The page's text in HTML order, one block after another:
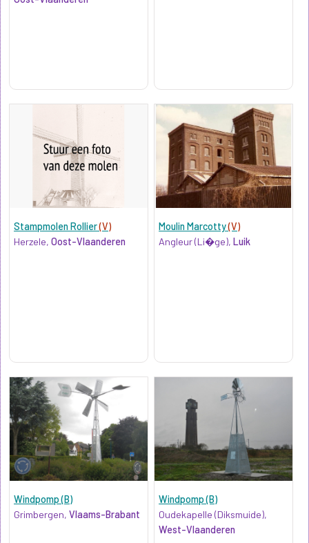
Stampmolen Rollier(V)
Herzele, Oost-Vlaanderen
Moulin Marcotty(V)
Angleur (Li�ge),Luik
Windpomp (B)
Grimbergen, Vlaams-Brabant
Windpomp (B)
Oudekapelle (Diksmuide),
West-Vlaanderen